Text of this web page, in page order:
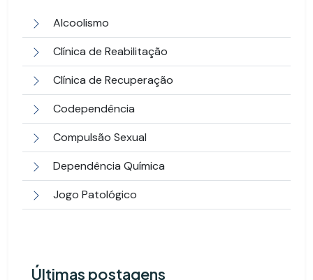
Alcoolismo
Clínica de Reabilitação
Clínica de Recuperação
Codependência
Compulsão Sexual
Dependência Química
Jogo Patológico
Últimas postagens